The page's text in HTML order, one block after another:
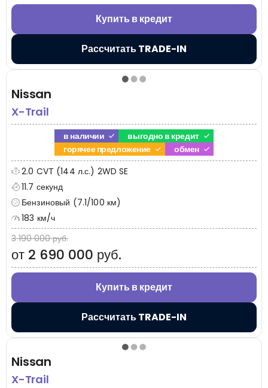
Купить в кредит
Рассчитать TRADE-IN
Nissan
X-Trail
в наличии
выгодно в кредит
горячее предложение
обмен
2.0 CVT (144 л.с.) 2WD SE
11.7 секунд
Бензиновый (7.1/100 км)
183 км/ч
3 190 000 руб.
от 2 690 000 руб.
Купить в кредит
Рассчитать TRADE-IN
Nissan
X-Trail